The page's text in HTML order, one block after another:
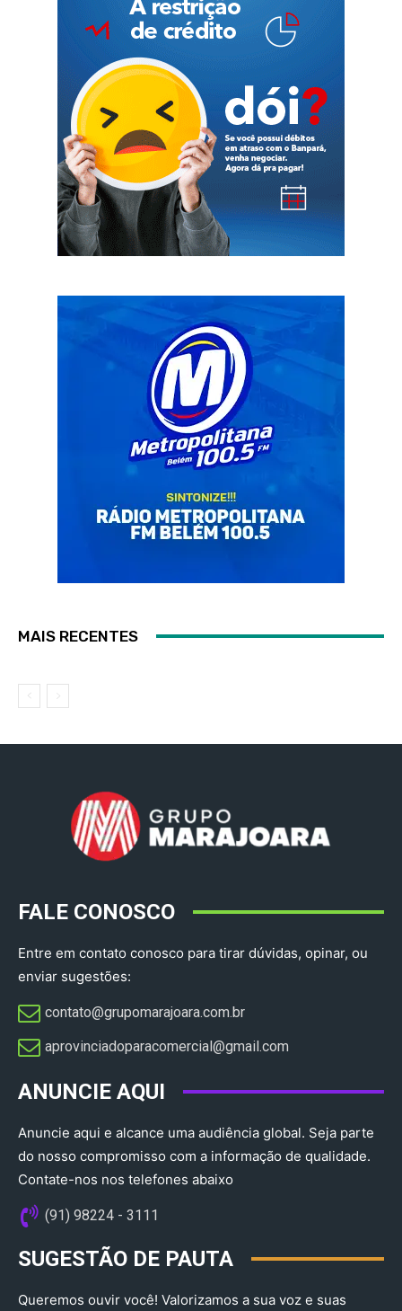
MAIS RECENTES
FALE CONOSCO
Entre em contato conosco para tirar dúvidas, opinar, ou
enviar sugestões:
contato@grupomarajoara.com.br
aprovinciadoparacomercial@gmail.com​
ANUNCIE AQUI
Anuncie aqui e alcance uma audiência global. Seja parte
do nosso compromisso com a informação de qualidade.
Contate-nos nos telefones abaixo
(91) 98224 - 3111
SUGESTÃO DE PAUTA
Queremos ouvir você! Valorizamos a sua voz e suas